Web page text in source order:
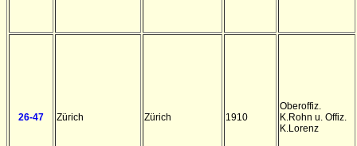
26-47 Zürich Zürich 1910
Oberoffiz.
K.Rohn u. Offiz.
K.Lorenz